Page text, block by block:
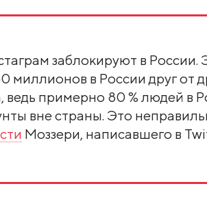
заблокируют в России.
миллионов в России друг от
ведь примерно 80 % людей в
вне страны. Это
Моззери, написавшего в